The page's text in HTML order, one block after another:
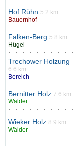
Hof Rühn 5.2 km
Bauernhof
Falken-Berg 5.8 km
Hügel
Trechower Holzung
6.6 km
Bereich
Bernitter Holz 7.6 km
Wälder
Wieker Holz 8.9 km
Wälder